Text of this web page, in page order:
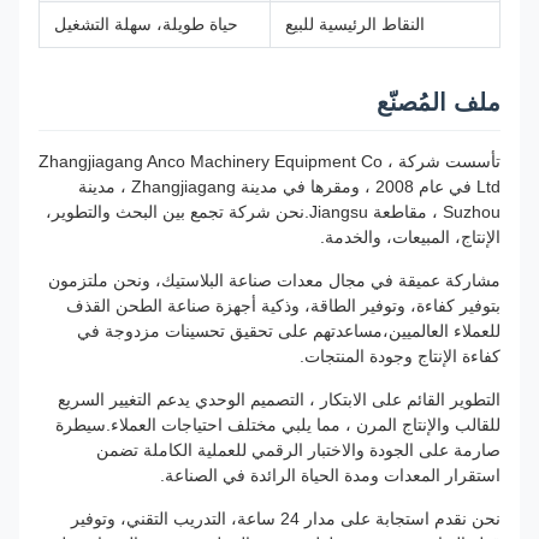
النقاط الرئيسية للبيع حياة طويلة، سهلة التشغيل
ملف المُصنّع
تأسست شركة Zhangjiagang Anco Machinery Equipment Co ،
Ltd في عام 2008 ، ومقرها في مدينة Zhangjiagang ، مدينة
Suzhou ، مقاطعة Jiangsu.نحن شركة تجمع بين البحث والتطوير،
الإنتاج، المبيعات، والخدمة.
مشاركة عميقة في مجال معدات صناعة البلاستيك، ونحن ملتزمون
بتوفير كفاءة، وتوفير الطاقة، وذكية أجهزة صناعة الطحن القذف
للعملاء العالميين،مساعدتهم على تحقيق تحسينات مزدوجة في
كفاءة الإنتاج وجودة المنتجات.
التطوير القائم على الابتكار ، التصميم الوحدي يدعم التغيير السريع
للقالب والإنتاج المرن ، مما يلبي مختلف احتياجات العملاء.سيطرة
صارمة على الجودة والاختبار الرقمي للعملية الكاملة تضمن
استقرار المعدات ومدة الحياة الرائدة في الصناعة.
نحن نقدم استجابة على مدار 24 ساعة، التدريب التقني، وتوفير